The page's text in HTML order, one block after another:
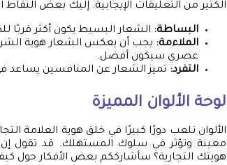
الكثير من التعليقات الإيجابية. إليك بعض
البساطة: الشعار البسيط يكون أكثر قربًا
الملاءمة: يجب أن يعكس الشعار هوية
عصري سيكون أفضل.
التفرد: تميز الشعار عن المنافسين يساعد
لوحة الألوان المميزة
الألوان تلعب دورًا كبيرًا في خلق هوية العلامة
معينة وتؤثر في سلوك المستهلك. قد تقول
هويتك التجارية؟ سأشارككم بعض الأفكار حول